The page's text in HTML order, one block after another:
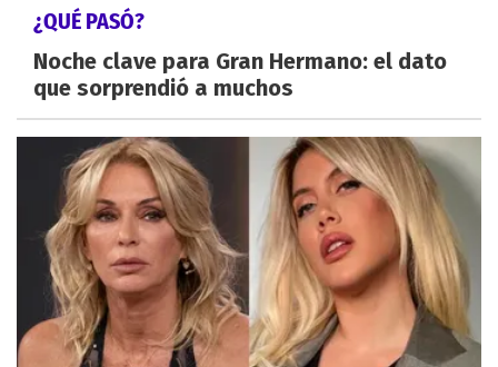
¿QUÉ PASÓ?
Noche clave para Gran Hermano: el dato
que sorprendió a muchos